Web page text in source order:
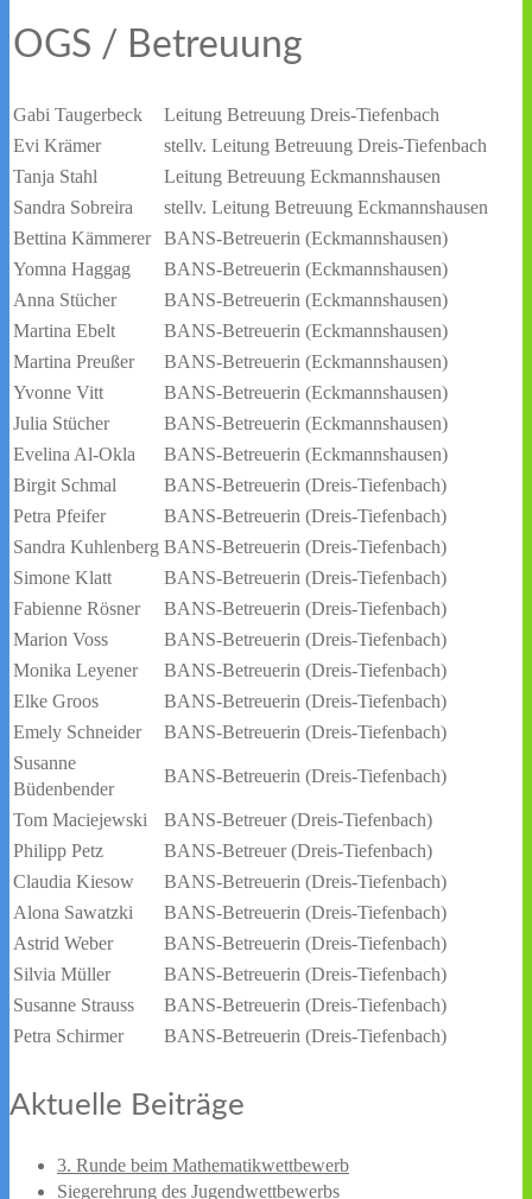
OGS / Betreuung
Gabi Taugerbeck
Leitung Betreuung Dreis-Tiefenbach
Evi Krämer
stellv. Leitung Betreuung Dreis-Tiefenbach
Tanja Stahl
Leitung Betreuung Eckmannshausen
Sandra Sobreira
stellv. Leitung Betreuung Eckmannshausen
Bettina Kämmerer
BANS-Betreuerin (Eckmannshausen)
Yomna Haggag
BANS-Betreuerin (Eckmannshausen)
Anna Stücher
BANS-Betreuerin (Eckmannshausen)
Martina Ebelt
BANS-Betreuerin (Eckmannshausen)
Martina Preußer
BANS-Betreuerin (Eckmannshausen)
Yvonne Vitt
BANS-Betreuerin (Eckmannshausen)
Julia Stücher
BANS-Betreuerin (Eckmannshausen)
Evelina Al-Okla
BANS-Betreuerin (Eckmannshausen)
Birgit Schmal
BANS-Betreuerin (Dreis-Tiefenbach)
Petra Pfeifer
BANS-Betreuerin (Dreis-Tiefenbach)
Sandra Kuhlenberg BANS-Betreuerin (Dreis-Tiefenbach)
Simone Klatt
BANS-Betreuerin (Dreis-Tiefenbach)
Fabienne Rösner
BANS-Betreuerin (Dreis-Tiefenbach)
Marion Voss
BANS-Betreuerin (Dreis-Tiefenbach)
Monika Leyener
BANS-Betreuerin (Dreis-Tiefenbach)
Elke Groos
BANS-Betreuerin (Dreis-Tiefenbach)
Emely Schneider
BANS-Betreuerin (Dreis-Tiefenbach)
Susanne
Büdenbender
BANS-Betreuerin (Dreis-Tiefenbach)
Tom Maciejewski
BANS-Betreuer (Dreis-Tiefenbach)
Philipp Petz
BANS-Betreuer (Dreis-Tiefenbach)
Claudia Kiesow
BANS-Betreuerin (Dreis-Tiefenbach)
Alona Sawatzki
BANS-Betreuerin (Dreis-Tiefenbach)
Astrid Weber
BANS-Betreuerin (Dreis-Tiefenbach)
Silvia Müller
BANS-Betreuerin (Dreis-Tiefenbach)
Susanne Strauss
BANS-Betreuerin (Dreis-Tiefenbach)
Petra Schirmer
BANS-Betreuerin (Dreis-Tiefenbach)
Aktuelle Beiträge
3. Runde beim Mathematikwettbewerb
Siegerehrung des Jugendwettbewerbs